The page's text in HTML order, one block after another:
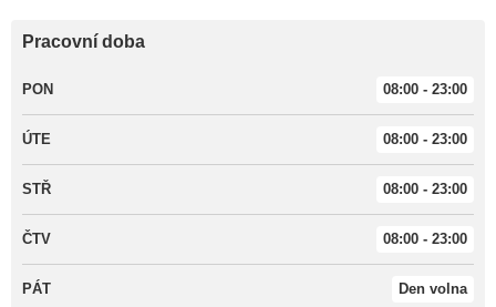
Pracovní doba
PON 08:00 - 23:00
ÚTE 08:00 - 23:00
STŘ 08:00 - 23:00
ČTV 08:00 - 23:00
PÁT Den volna